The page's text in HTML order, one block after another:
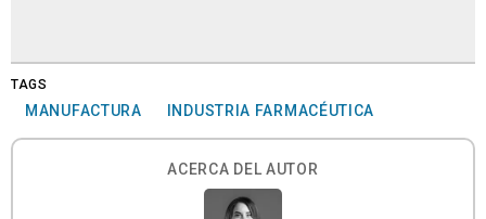
TAGS
MANUFACTURA INDUSTRIA FARMACÉUTICA
ACERCA DEL AUTOR